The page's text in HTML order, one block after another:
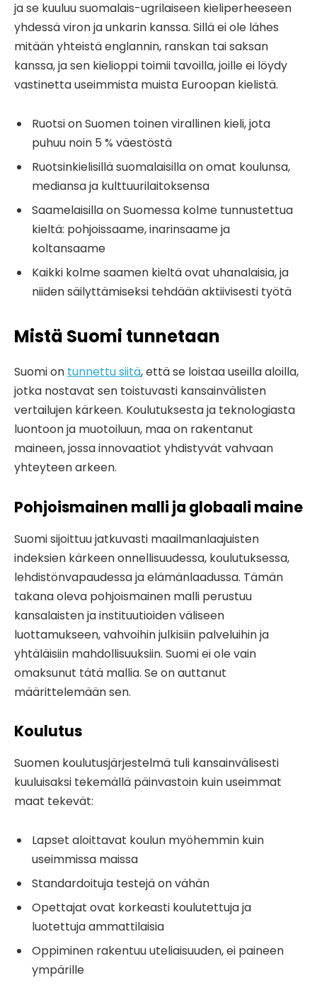
ja se kuuluu suomalais-ugrilaiseen kieliperheeseen
yhdessä viron ja unkarin kanssa. Sillä ei ole lähes
mitään yhteistä englannin, ranskan tai saksan
kanssa, ja sen kielioppi toimii tavoilla, joille ei löydy
vastinetta useimmista muista Euroopan kielistä.
Ruotsi on Suomen toinen virallinen kieli, jota
puhuu noin 5 % väestöstä
Ruotsinkielisillä suomalaisilla on omat koulunsa,
mediansa ja kulttuurilaitoksensa
Saamelaisilla on Suomessa kolme tunnustettua
kieltä: pohjoissaame, inarinsaame ja
koltansaame
Kaikki kolme saamen kieltä ovat uhanalaisia, ja
niiden säilyttämiseksi tehdään aktiivisesti työtä
Mistä Suomi tunnetaan
Suomi on tunnettu siitä, että se loistaa useilla aloilla,
jotka nostavat sen toistuvasti kansainvälisten
vertailujen kärkeen. Koulutuksesta ja teknologiasta
luontoon ja muotoiluun, maa on rakentanut
maineen, jossa innovaatiot yhdistyvät vahvaan
yhteyteen arkeen.
Pohjoismainen malli ja globaali maine
Suomi sijoittuu jatkuvasti maailmanlaajuisten
indeksien kärkeen onnellisuudessa, koulutuksessa,
lehdistönvapaudessa ja elämänlaadussa. Tämän
takana oleva pohjoismainen malli perustuu
kansalaisten ja instituutioiden väliseen
luottamukseen, vahvoihin julkisiin palveluihin ja
yhtäläisiin mahdollisuuksiin. Suomi ei ole vain
omaksunut tätä mallia. Se on auttanut
määrittelemään sen.
Koulutus
Suomen koulutusjärjestelmä tuli kansainvälisesti
kuuluisaksi tekemällä päinvastoin kuin useimmat
maat tekevät:
Lapset aloittavat koulun myöhemmin kuin
useimmissa maissa
Standardoituja testejä on vähän
Opettajat ovat korkeasti koulutettuja ja
luotettuja ammattilaisia
Oppiminen rakentuu uteliaisuuden, ei paineen
ympärille